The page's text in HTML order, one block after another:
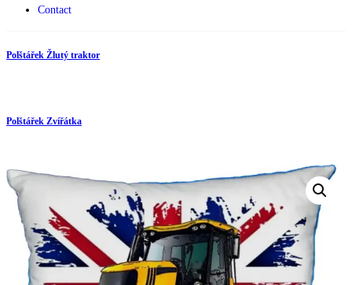
Contact
Polštářek Žlutý traktor
Polštářek Zvířátka